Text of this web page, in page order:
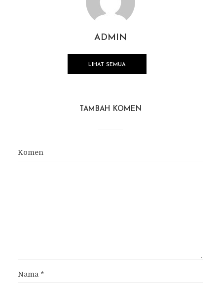
ADMIN
LIHAT SEMUA
TAMBAH KOMEN
Komen
Nama *